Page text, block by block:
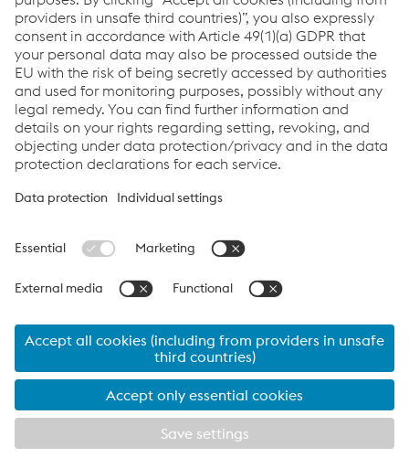
Pavel Zajic
Sales Road Safety - International
Mob.+420/722/917516
Odeslat e-mail
Kariéra
Code of Conduct
Cookie settings
© 2026 voestalpine Krems Finaltechnik GmbH